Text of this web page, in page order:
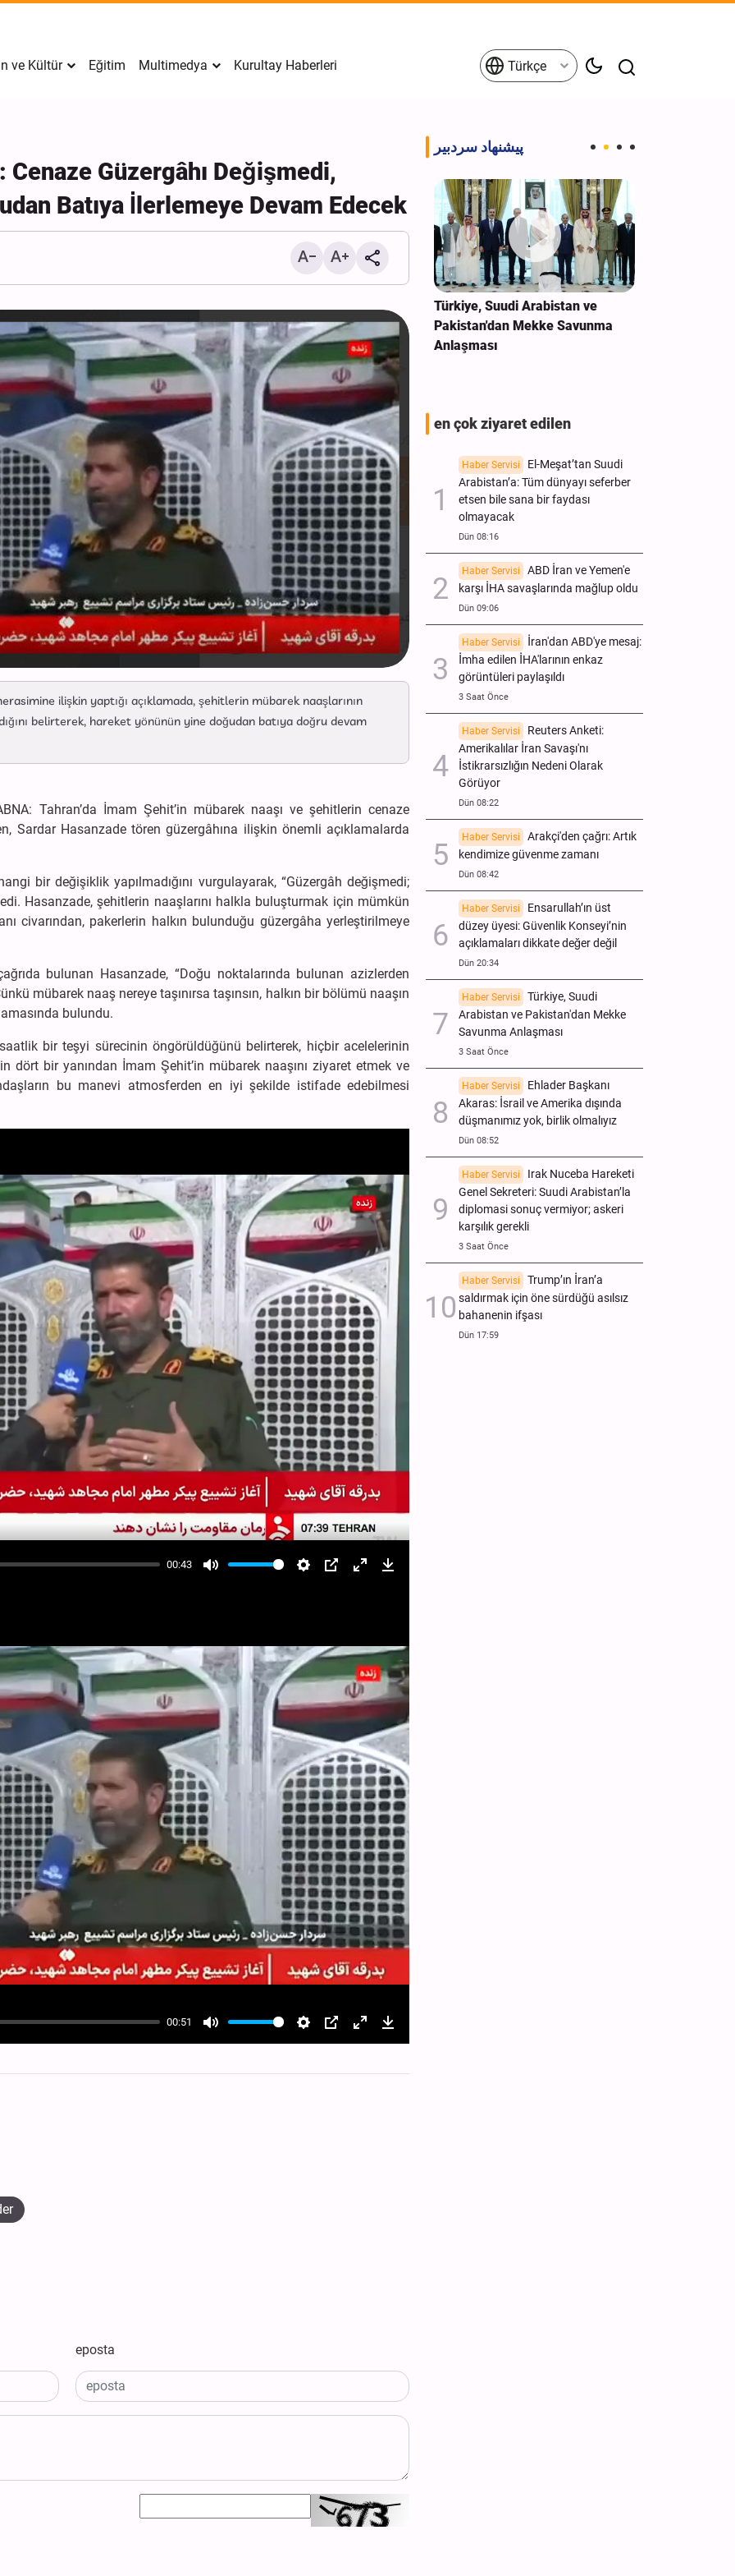
ve Kültür Eğitim Multimedya Kurultay Haberleri Türkçe
Güzergâhı Değişmedi,
Batıya İlerlemeye Devam Edecek
ilişkin yaptığı açıklamada, şehitlerin mübarek naaşlarının
belirterek, hareket yönünün yine doğudan batıya doğru devam
Tahran’da İmam Şehit’in mübarek naaşı ve şehitlerin cenaze
Sardar Hasanzade tören güzergâhına ilişkin önemli açıklamalarda
bir değişiklik yapılmadığını vurgulayarak, “Güzergâh değişmedi;
Hasanzade, şehitlerin naaşlarını halkla buluşturmak için mümkün
civarından, pakerlerin halkın bulunduğu güzergâha yerleştirilmeye
bulunan Hasanzade, “Doğu noktalarında bulunan azizlerden
mübarek naaş nereye taşınırsa taşınsın, halkın bir bölümü naaşın
bulundu.
bir teşyi sürecinin öngörüldüğünü belirterek, hiçbir acelelerinin
dört bir yanından İmam Şehit’in mübarek naaşını ziyaret etmek ve
bu manevi atmosferden en iyi şekilde istifade edebilmesi
00:43
00:51
Mute Settings
PIP EnterDownload
eposta
پیشنهاد سردبیر
Ensarullah’ın üst düzey üyesi:
Güvenlik Konseyi’nin açıklamaları
dikkate değer değil
Irak Nuceba Hareketi Genel
Sekreteri: Suudi Arabistan’la
diplomasi sonuç vermiyor; askeri
karşılık gerekli
Türkiye, Suudi Arabistan ve
Pakistan'dan Mekke Savunma
Anlaşması
en çok ziyaret edilen
Haber Servisi
El-Meşat’tan Suudi
Arabistan’a: Tüm dünyayı seferber
etsen bile sana bir faydası
olmayacak
Dün 08:16
Haber Servisi
ABD İran ve Yemen'e
karşı İHA savaşlarında mağlup oldu
Dün 09:06
Haber Servisi
İran'dan ABD'ye mesaj:
İmha edilen İHA'larının enkaz
görüntüleri paylaşıldı
3 Saat Önce
Haber Servisi
Reuters Anketi:
Amerikalılar İran Savaşı'nı
İstikrarsızlığın Nedeni Olarak
Görüyor
Dün 08:22
Haber Servisi
Arakçi'den çağrı: Artık
kendimize güvenme zamanı
Dün 08:42
Haber Servisi
Ensarullah’ın üst
düzey üyesi: Güvenlik Konseyi’nin
açıklamaları dikkate değer değil
Dün 20:34
Haber Servisi
Türkiye, Suudi
Arabistan ve Pakistan'dan Mekke
Savunma Anlaşması
3 Saat Önce
Haber Servisi
Ehlader Başkanı
Akaras: İsrail ve Amerika dışında
düşmanımız yok, birlik olmalıyız
Dün 08:52
Haber Servisi
Irak Nuceba Hareketi
Genel Sekreteri: Suudi Arabistan’la
diplomasi sonuç vermiyor; askeri
karşılık gerekli
3 Saat Önce
Haber Servisi
Trump’ın İran’a
saldırmak için öne sürdüğü asılsız
bahanenin ifşası
Dün 17:59